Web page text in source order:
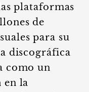
plataformas
de
para su
discográfica
como un
en la